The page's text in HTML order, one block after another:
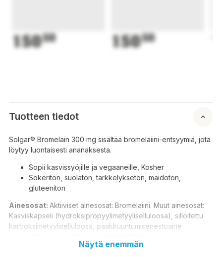
15050 15050
Tuotteen tiedot
Solgar® Bromelain 300 mg sisältää bromelaiini-entsyymiä, jota
löytyy luontaisesti ananaksesta.
Sopii kasvissyöjille ja vegaaneille, Kosher
Sokeriton, suolaton, tärkkelyksetön, maidoton,
gluteeniton
Ainesosat: Aktiiviset ainesosat: Bromelaiini. Muut ainesosat:
Kasviskapseli (hydroksipropyylimetyyliselluloosa), silloitettu
karboksimetyyliselluloosa, paakkuuntumisenestoaine
Näytä enemmän